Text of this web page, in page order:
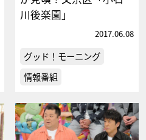
川後楽園」
2017.06.08
グッド！モーニング
情報番組